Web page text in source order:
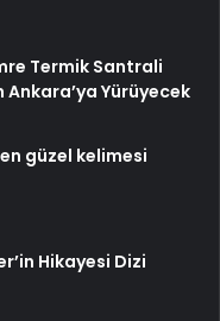
Termik Santrali
Ankara’ya Yürüyecek
güzel kelimesi
Hikayesi Dizi